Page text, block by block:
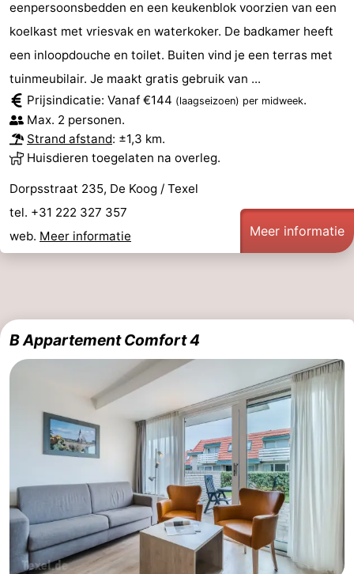
eenpersoonsbedden en een keukenblok voorzien van een
koelkast met vriesvak en waterkoker. De badkamer heeft
een inloopdouche en toilet. Buiten vind je een terras met
tuinmeubilair. Je maakt gratis gebruik van ...
Prijsindicatie: Vanaf €144 (laagseizoen) per midweek.
Max. 2 personen.
Strand afstand: ±1,3 km.
Huisdieren toegelaten na overleg.
Dorpsstraat 235, De Koog / Texel
tel. +31 222 327 357
web. Meer informatie Meer informatie
B Appartement Comfort 4